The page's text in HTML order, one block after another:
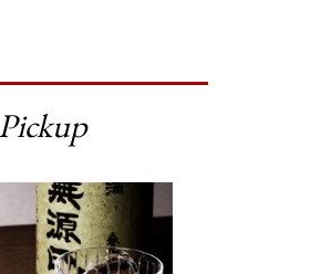
Pickup